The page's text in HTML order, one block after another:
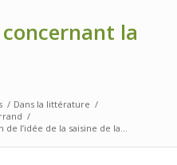
concernant la
/ Dans la littérature /
/
l’idée de la saisine de la...